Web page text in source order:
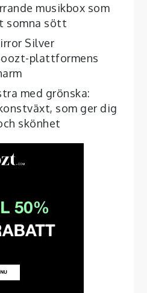
musikbox som
somna sött
Silver
plattformens
med grönska:
som ger dig
skönhet